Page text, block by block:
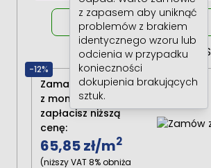
z zapasem aby uniknąć
problemów z brakiem
identycznego wzoru lub
odcienia w przypadku
konieczności
dokupienia brakujących
sztuk.
Oblicz raty0%
RRSO 0% BNP PARIBAS
-12%
Zamawiając produkt
z montażem,
zapłacisz niższą
cenę:
65,85 zł/m2
(niższy VAT 8% obniża